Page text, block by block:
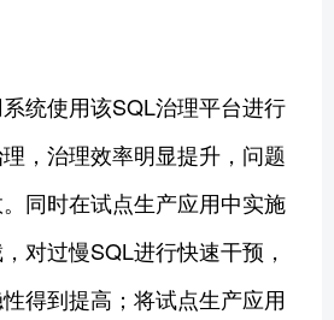
统使用该SQL治理平台进行
，治理效率明显提升，问题
同时在试点生产应用中实施
对过慢SQL进行快速干预，
得到提高；将试点生产应用